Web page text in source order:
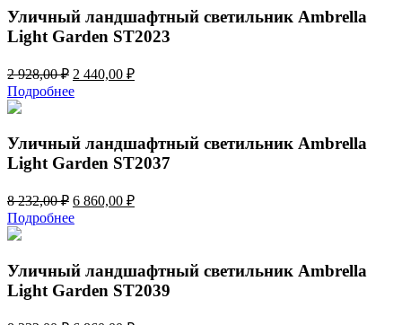
928,00 ₽.
Уличный ландшафтный светильник Ambrella
Light Garden ST2023
2 928,00₽ Первоначальная
цена
составляла
928,00 ₽.
2 440,00 ₽Текущая
Подробнее
Уличный ландшафтный светильник Ambrella
Light Garden ST2037
8 232,00₽ Первоначальная
цена
составляла
232,00 ₽.
6 860,00 ₽Текущая
Подробнее
Уличный ландшафтный светильник Ambrella
Light Garden ST2039